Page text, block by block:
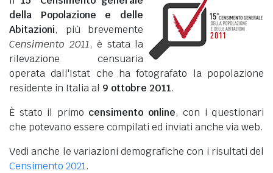
della Popolazione e delle
Abitazioni, più brevemente
Censimento 2011, è stata la
rilevazione censuaria
operata dall'Istat che ha fotografato la popolazione
residente in Italia al 9 ottobre 2011.
È stato il primo censimento online, con i questionari
che potevano essere compilati ed inviati anche via web.
Vedi anche le variazioni demografiche con i risultati del
Censimento 2021.